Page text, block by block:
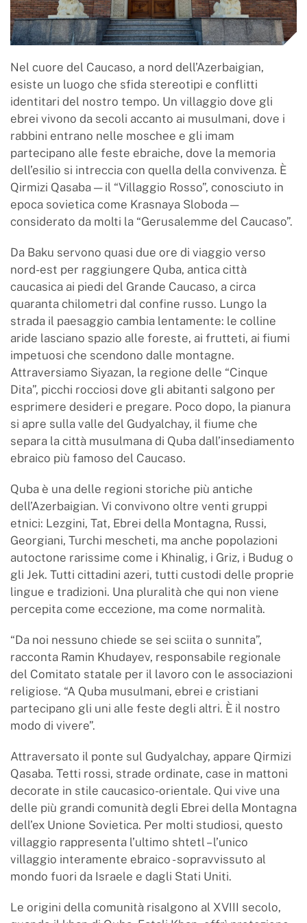
Nel cuore del Caucaso, a nord dell’Azerbaigian,
esiste un luogo che sfida stereotipi e conflitti
identitari del nostro tempo. Un villaggio dove gli
ebrei vivono da secoli accanto ai musulmani, dove i
rabbini entrano nelle moschee e gli imam
partecipano alle feste ebraiche, dove la memoria
dell’esilio si intreccia con quella della convivenza. È
Qirmizi Qasaba — il “Villaggio Rosso”, conosciuto in
epoca sovietica come Krasnaya Sloboda —
considerato da molti la “Gerusalemme del Caucaso”.
Da Baku servono quasi due ore di viaggio verso
nord-est per raggiungere Quba, antica città
caucasica ai piedi del Grande Caucaso, a circa
quaranta chilometri dal confine russo. Lungo la
strada il paesaggio cambia lentamente: le colline
aride lasciano spazio alle foreste, ai frutteti, ai fiumi
impetuosi che scendono dalle montagne.
Attraversiamo Siyazan, la regione delle “Cinque
Dita”, picchi rocciosi dove gli abitanti salgono per
esprimere desideri e pregare. Poco dopo, la pianura
si apre sulla valle del Gudyalchay, il fiume che
separa la città musulmana di Quba dall’insediamento
ebraico più famoso del Caucaso.
Quba è una delle regioni storiche più antiche
dell’Azerbaigian. Vi convivono oltre venti gruppi
etnici: Lezgini, Tat, Ebrei della Montagna, Russi,
Georgiani, Turchi mescheti, ma anche popolazioni
autoctone rarissime come i Khinalig, i Griz, i Budug o
gli Jek. Tutti cittadini azeri, tutti custodi delle proprie
lingue e tradizioni. Una pluralità che qui non viene
percepita come eccezione, ma come normalità.
“Da noi nessuno chiede se sei sciita o sunnita”,
racconta Ramin Khudayev, responsabile regionale
del Comitato statale per il lavoro con le associazioni
religiose. “A Quba musulmani, ebrei e cristiani
partecipano gli uni alle feste degli altri. È il nostro
modo di vivere”.
Attraversato il ponte sul Gudyalchay, appare Qirmizi
Qasaba. Tetti rossi, strade ordinate, case in mattoni
decorate in stile caucasico-orientale. Qui vive una
delle più grandi comunità degli Ebrei della Montagna
dell’ex Unione Sovietica. Per molti studiosi, questo
villaggio rappresenta l’ultimo shtetl – l’unico
villaggio interamente ebraico - sopravvissuto al
mondo fuori da Israele e dagli Stati Uniti.
Le origini della comunità risalgono al XVIII secolo,